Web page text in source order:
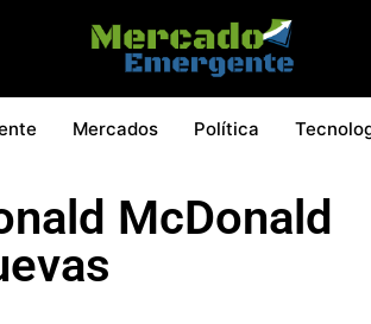
Mercados Política
McDonald